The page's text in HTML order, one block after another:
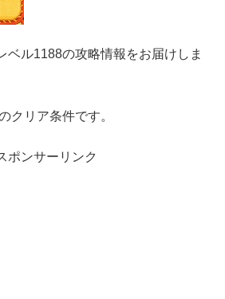
ベル1188の攻略情報をお届けしま
クリア条件です。
ポンサーリンク